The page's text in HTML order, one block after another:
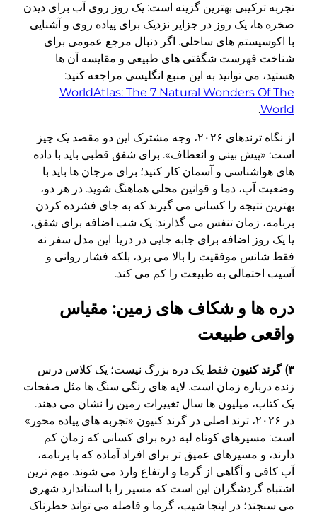
تجربه ترکیبی بهترین گزینه است: یک روز روی آب برای دیدن
صخره ها، یک روز در جزایر نزدیک برای پیاده روی و آشنایی
با اکوسیستم های ساحلی. اگر دنبال مرجع عمومی برای
شناخت فهرست شگفتی های طبیعی و مقایسه آن ها
هستید، می توانید به این منبع انگلیسی مراجعه کنید:
WorldAtlas: The 7 Natural Wonders Of The
World
.
از نگاه ترندهای ۲۰۲۶، وجه مشترک این دو مقصد یک چیز
است: «پیش بینی و انعطاف». برای شفق قطبی باید با داده
های هواشناسی و آسمان کار کنید؛ برای مرجان ها باید با
وضعیت آب، دما و قوانین محلی هماهنگ شوید. در هر دو،
بهترین نتیجه را کسانی می گیرند که به جای فشرده کردن
برنامه، زمان تنفس می گذارند: یک شب اضافه برای شفق،
یا یک روز اضافه برای جابه جایی در دریا. این مدل سفر نه
فقط شانس موفقیت را بالا می برد، بلکه فشار روانی و
آسیب احتمالی به طبیعت را کم می کند.
دره ها و شکاف های زمین: مقیاس
واقعی طبیعت
۳) گرند کنیون
فقط یک دره بزرگ نیست؛ یک کلاس درس
زنده درباره زمان است. لایه های رنگی سنگ ها مثل صفحات
یک کتاب، میلیون ها سال تغییرات زمین را نشان می دهند.
در ۲۰۲۶، ترند اصلی در گرند کنیون «تجربه های پیاده محور»
است: مسیرهای کوتاه لبه دره برای کسانی که زمان کم
دارند، و مسیرهای عمیق تر برای افراد آماده که با برنامه،
آب کافی و آگاهی از گرما و ارتفاع وارد می شوند. مهم ترین
اشتباه گردشگران این است که مسیر را با استاندارد شهری
می سنجند؛ در اینجا شیب، گرما و فاصله می تواند خطرناک